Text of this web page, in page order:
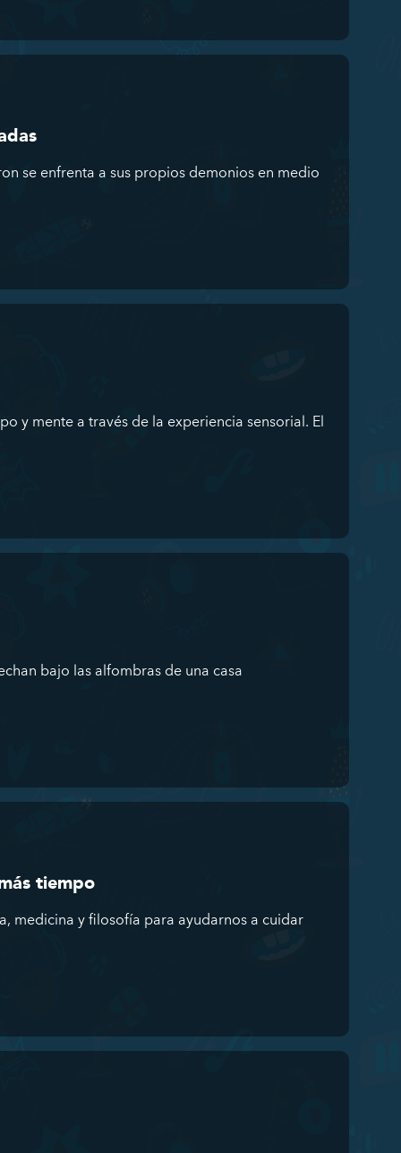
se enfrenta a sus propios demonios en medio
y mente a través de la experiencia sensorial. El
bajo las alfombras de una casa
tiempo
medicina y filosofía para ayudarnos a cuidar